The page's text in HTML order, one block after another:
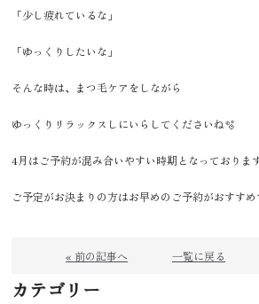
「少し疲れているな」
「ゆっくりしたいな」
そんな時は、まつ毛ケアをしながら
ゆっくりリラックスしにいらしてくださいね🫧
4月はご予約が混み合いやすい時期となっておりま
ご予定がお決まりの方はお早めのご予約がおすすめ
« 前の記事へ 一覧に戻る
カテゴリー